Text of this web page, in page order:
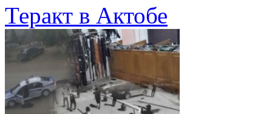
Теракт в Актобе